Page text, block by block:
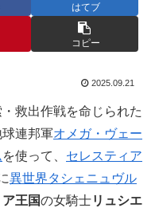
はてブ
コピー
2025.09.21
救出作戦を命じられた
連邦軍オメガ・ヴェー
を使って、 セレスティア
異世界タシェニュヴル
王国の女騎士リュシエ